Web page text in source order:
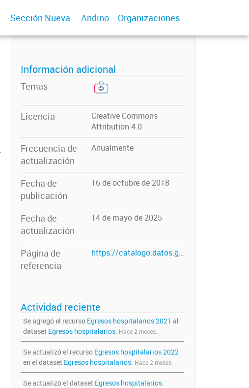
Sección Nueva Andino Organizaciones
Información adicional
Temas
Licencia
Creative Commons
Attribution 4.0
Frecuencia de
actualización
Anualmente
Fecha de
publicación
16 de octubre de 2018
Fecha de
actualización
14 de mayo de 2025
Página de
referencia
https://catalogo.datos.gba.gob.ar/dataset/egresos-hospitalarios
Actividad reciente
Se agregó el recurso Egresos hospitalarios 2021 al
dataset Egresos hospitalarios. Hace 2 meses.
Se actualizó el recurso Egresos hospitalarios 2022
en el dataset Egresos hospitalarios. Hace 2 meses.
Se actualizó el dataset Egresos hospitalarios.